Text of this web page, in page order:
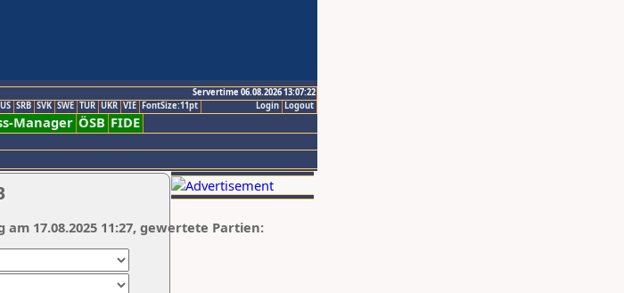
Servertime 06.08.2026 13:07:22
Logout
Login
SRB SVK SWE TUR UKR VIE FontSize:11pt
Manager ÖSB FIDE
am 17.08.2025 11:27, gewertete Partien: